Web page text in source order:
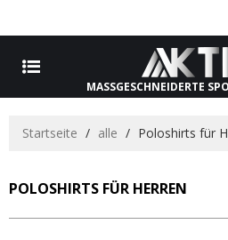
MASSGESCHNEIDERTE
Startseite / alle / Poloshirts für
POLOSHIRTS FÜR HERREN